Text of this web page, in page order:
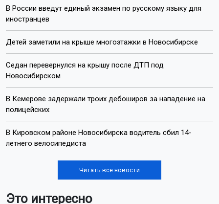
В России введут единый экзамен по русскому языку для
иностранцев
Детей заметили на крыше многоэтажки в Новосибирске
Седан перевернулся на крышу после ДТП под
Новосибирском
В Кемерове задержали троих дебоширов за нападение на
полицейских
В Кировском районе Новосибирска водитель сбил 14-
летнего велосипедиста
Читать все новости
Это интересно